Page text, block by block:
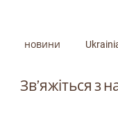
новини
Зв’яжіться з